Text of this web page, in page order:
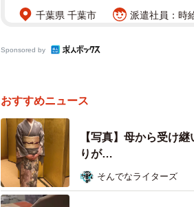
千葉県 千葉市 派遣社員：時
Sponsored by
おすすめニュース
【写真】母から受け
りが…
そんでなライターズ